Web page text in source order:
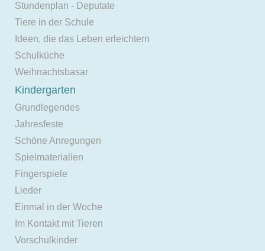
Stundenplan - Deputate
Tiere in der Schule
Ideen, die das Leben erleichtern
Schulküche
Weihnachtsbasar
Kindergarten
Grundlegendes
Jahresfeste
Schöne Anregungen
Spielmaterialien
Fingerspiele
Lieder
Einmal in der Woche
Im Kontakt mit Tieren
Vorschulkinder